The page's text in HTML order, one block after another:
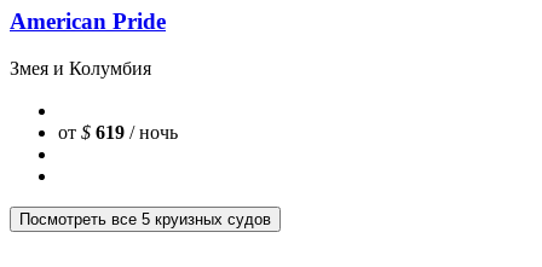
American Pride
Змея и Колумбия
от $ 619 / ночь
Посмотреть все 5 круизных судов